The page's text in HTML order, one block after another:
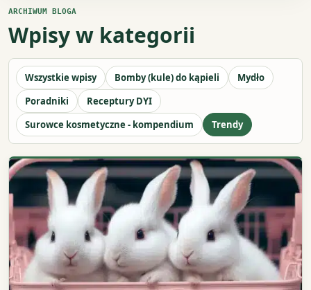
ARCHIWUM BLOGA
Wpisy w kategorii
Wszystkie wpisy Bomby (kule) do kąpieli
Mydło
Poradniki
Receptury DYI
Surowce kosmetyczne - kompendium
Trendy